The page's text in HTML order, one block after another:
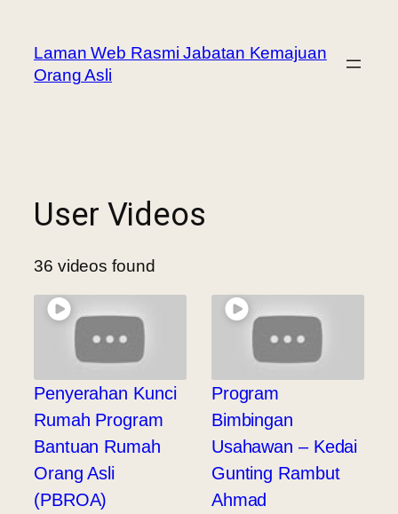
Laman Web Rasmi Jabatan Kemajuan
Orang Asli
User Videos
36 videos found
Penyerahan Kunci
Rumah Program
Bantuan Rumah
Orang Asli
(PBROA)
Program
Bimbingan
Usahawan – Kedai
Gunting Rambut
Ahmad